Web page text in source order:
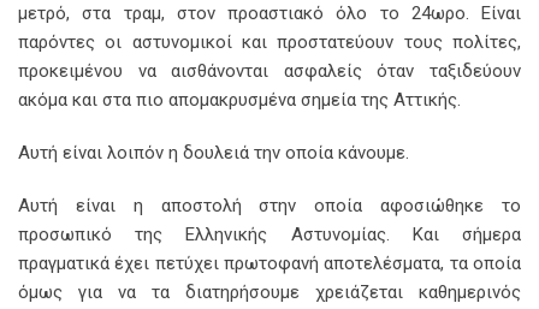
μετρό, στα τραμ, στον προαστιακό όλο το 24ωρο. Είναι
παρόντες οι αστυνομικοί και προστατεύουν τους πολίτες,
προκειμένου να αισθάνονται ασφαλείς όταν ταξιδεύουν
ακόμα και στα πιο απομακρυσμένα σημεία της Αττικής.
Αυτή είναι λοιπόν η δουλειά την οποία κάνουμε.
Αυτή είναι η αποστολή στην οποία αφοσιώθηκε το
προσωπικό της Ελληνικής Αστυνομίας. Και σήμερα
πραγματικά έχει πετύχει πρωτοφανή αποτελέσματα, τα οποία
όμως για να τα διατηρήσουμε χρειάζεται καθημερινός